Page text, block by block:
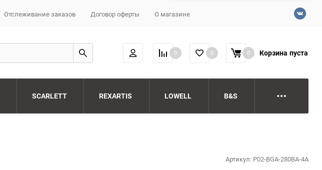
Отслеживание заказов Договор оферты О магазине
0 0 0 Корзина пуста
SCARLETT REXARTIS LOWELL B&S
Артикул: P02-BGA-280BA-4A